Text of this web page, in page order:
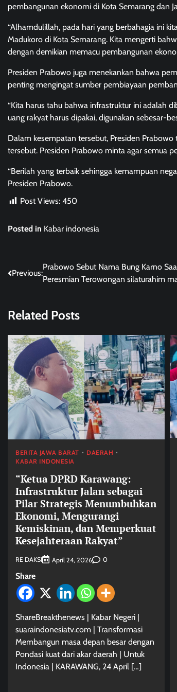
pembangunan ekonomi di Kota Semarang dan
“Alhamdulillah, pada hari yang berbahagia ini
Madukoro di Kota Semarang. Kita mengerti
dengan demikian memacu pembangunan
Presiden Prabowo juga menekankan bahwa
penting mengingat sumber pembiayaan
“Kita harus tahu bahwa infrastruktur ini adalah
uang rakyat harus dipakai, digunakan sebesar-
Dalam kesempatan tersebut, Presiden
tersebut. Presiden Prabowo minta agar semua
“Berilah yang terbaik sehingga kemampuan
Presiden Prabowo.
Post Views: 450
Posted in Kabar indonesia
Post
Previous:
Prabowo Sebut Nama Bung Karno
Peresmian Terowongan silaturahim
Related Posts
BERITA JAWA BARAT
DAERAH
KABAR INDONESIA
“Ketua DPRD Karawang:
Infrastruktur Jalan sebagai
Pilar Strategis Menumbuhkan
Ekonomi, Mengurangi
Kemiskinan, dan Memperkuat
Kesejahteraan Rakyat”
RE DAKSI April 24, 2026 0
Share
ShareBreakthenews | Kabar Negeri |
suaraindonesiatv.com | Transformasi
Membangun masa depan besar dengan
Pondasi kuat dari akar daerah | Untuk
Indonesia | KARAWANG, 24 April […]